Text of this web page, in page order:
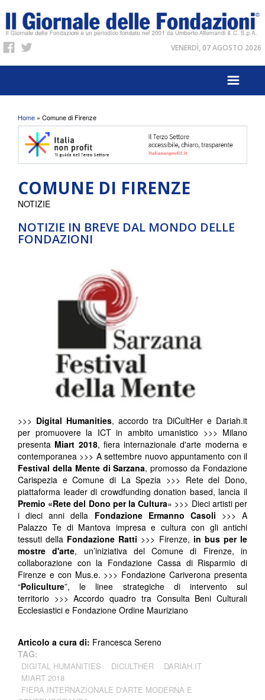
VENERDÌ, 07 AGOSTO 2026
Tu sei qui
Home » Comune di Firenze
COMUNE DI FIRENZE
NOTIZIE IN BREVE DAL MONDO DELLE
FONDAZIONI
NOTIZIE
>>> Digital Humanities, accordo tra DiCultHer e Dariah.it
per promuovere la ICT in ambito umanistico >>> Milano
presenta Miart 2018, fiera internazionale d'arte moderna e
contemporanea >>> A settembre nuovo appuntamento con il
Festival della Mente di Sarzana, promosso da Fondazione
Carispezia e Comune di La Spezia >>> Rete del Dono,
piattaforma leader di crowdfunding donation based, lancia il
Premio «Rete del Dono per la Cultura» >>> Dieci artisti per
i dieci anni della Fondazione Ermanno Casoli >>> A
Palazzo Te di Mantova impresa e cultura con gli antichi
tessuti della Fondazione Ratti >>> Firenze, in bus per le
mostre d'arte, un’iniziativa del Comune di Firenze, in
collaborazione con la Fondazione Cassa di Risparmio di
Firenze e con Mus.e. >>> Fondazione Cariverona presenta
“Policulture”, le linee strategiche di intervento sul
territorio >>> Accordo quadro traConsulta Beni Culturali
Ecclesiastici e Fondazione Ordine Mauriziano
Articolo a cura di: Francesca Sereno
TAG:
DIGITAL HUMANITIES DICULTHER
DARIAH.IT
MIART 2018
FIERA INTERNAZIONALE D'ARTE MODERNA E